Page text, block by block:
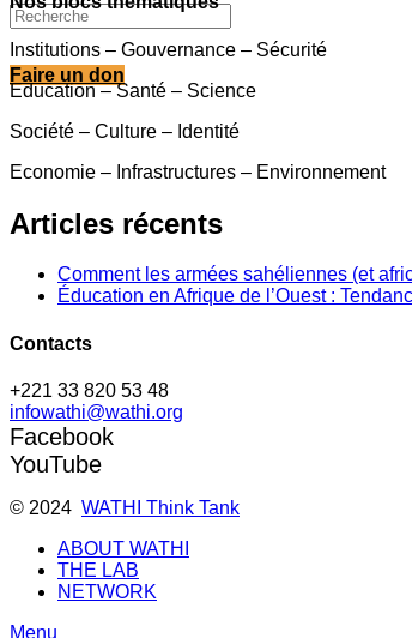
Faire un don
Institutions – Gouvernance – Sécurité
Education – Santé – Science
Société – Culture – Identité
Economie – Infrastructures – Environnement
Articles récents
Comment les armées sahéliennes (et
Éducation en Afrique de l’Ouest :
Contacts
+221 33 820 53 48
infowathi@wathi.org
Facebook
YouTube
© 2024 WATHI Think Tank
ABOUT WATHI
THE LAB
NETWORK
Menu